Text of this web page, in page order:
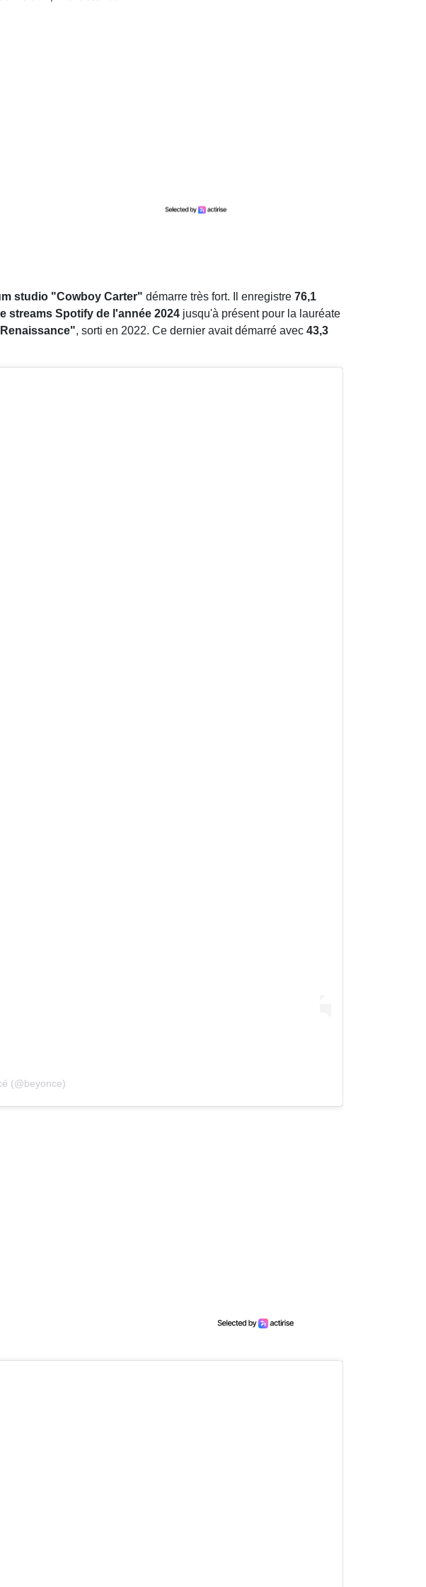
studio "Cowboy Carter" démarre très fort. Il enregistre 76,1
streams Spotify de l'année 2024 jusqu'à présent pour la lauréate
, sorti en 2022. Ce dernier avait démarré avec 43,3
(@beyonce)